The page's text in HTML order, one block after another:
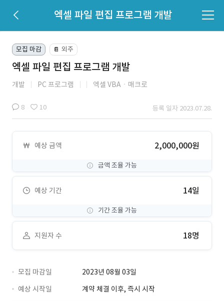
엑셀 파일 편집 프로그램 개발
모집 마감 📔 외주
엑셀 파일 편집 프로그램 개발
개발 PC 프로그램 엑셀 VBAㆍ매크로
8 10 등록 일자 2023.07.28.
예상 금액 2,000,000원
금액 조율 가능
예상 기간 14일
기간 조율 가능
지원자 수 18명
모집 마감일
2023년 08월 03일
예상 시작일
계약 체결 이후, 즉시 시작